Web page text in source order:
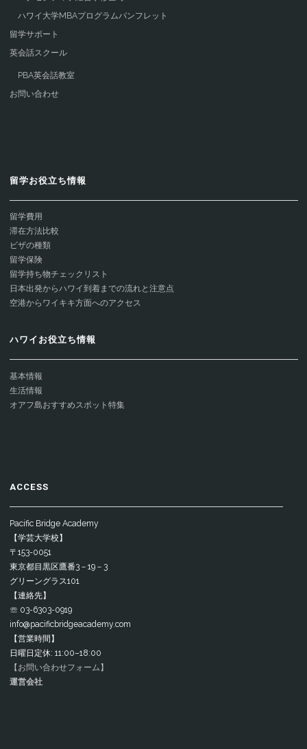
ハワイ大学MBAプログラムパンフレット
留学サポート
英会話スクール
PBA英会話教室
お問い合わせ
留学お役立ち情報
留学費用
滞在方法比較
ビザの種類
留学保険
留学持ち物チェックリスト
日本出発からハワイ到着までの流れと注意点
空港からワイキキ方面へのアクセス
ハワイお役立ち情報
基本情報
生活情報
オアフ島おすすめスポット特集
ACCESS
Pacific Bridge Academy
【学芸大学校】
〒153-0051
東京都目黒区鷹番3－19－3
グリーングラス101
【連絡先】
☏ 03-6303-0919
info@pacificbridgeacademy.com
【営業時間】
日曜日定休: 11:00–18:00
【お問い合わせフォーム】
運営会社